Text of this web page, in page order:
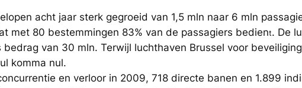
acht jaar sterk gegroeid van 1,5 mln naar 6 mln
met 80 bestemmingen 83% van de passagiers bedient. De
van 30 mln. Terwijl luchthaven Brussel voor
komma nul.
en verloor in 2009, 718 directe banen en 1.899